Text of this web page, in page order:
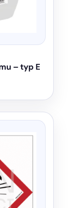
– typ E